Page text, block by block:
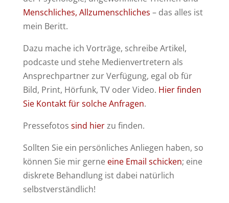
Menschliches, Allzu­mensch­liches – das alles ist
mein Beritt.
Dazu mache ich Vorträge, schreibe Artikel,
podcaste und stehe Medienvertretern als
Ansprechpartner zur Verfügung, egal ob für
Bild, Print, Hörfunk, TV oder Video. Hier finden
Sie Kontakt für solche Anfragen.
Pressefotos sind hierzu finden.
Sollten Sie ein persönliches Anliegen haben, so
können Sie mir gerne eine Email schicken; eine
diskrete Behandlung ist dabei natürlich
selbstverständlich!